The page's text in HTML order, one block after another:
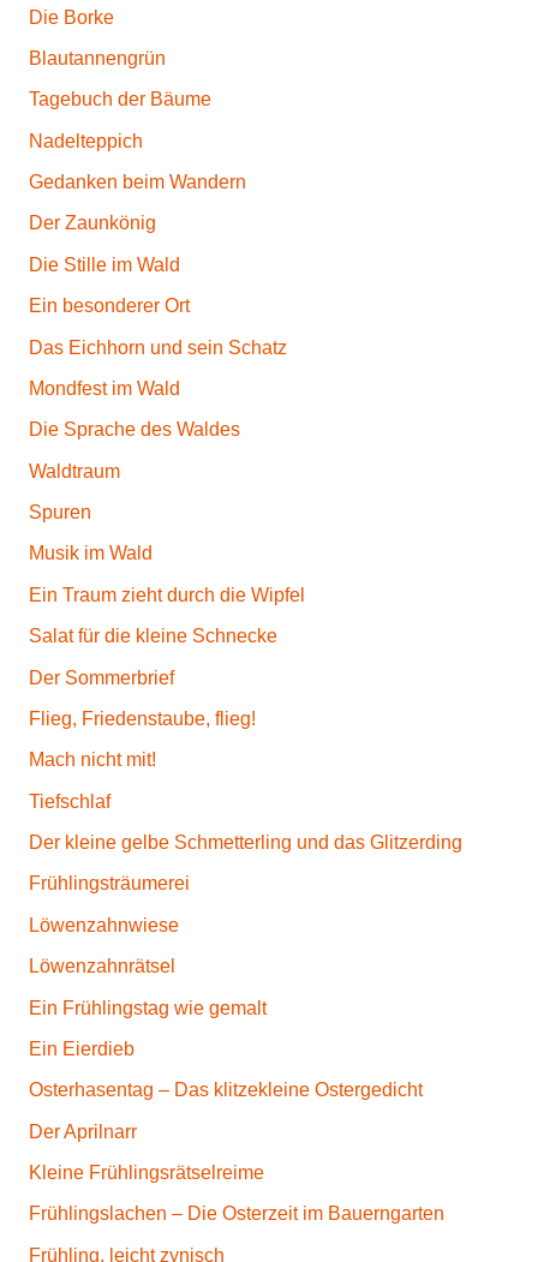
Die Borke
Blautannengrün
Tagebuch der Bäume
Nadelteppich
Gedanken beim Wandern
Der Zaunkönig
Die Stille im Wald
Ein besonderer Ort
Das Eichhorn und sein Schatz
Mondfest im Wald
Die Sprache des Waldes
Waldtraum
Spuren
Musik im Wald
Ein Traum zieht durch die Wipfel
Salat für die kleine Schnecke
Der Sommerbrief
Flieg, Friedenstaube, flieg!
Mach nicht mit!
Tiefschlaf
Der kleine gelbe Schmetterling und das Glitzerding
Frühlingsträumerei
Löwenzahnwiese
Löwenzahnrätsel
Ein Frühlingstag wie gemalt
Ein Eierdieb
Osterhasentag – Das klitzekleine Ostergedicht
Der Aprilnarr
Kleine Frühlingsrätselreime
Frühlingslachen – Die Osterzeit im Bauerngarten
Frühling, leicht zynisch